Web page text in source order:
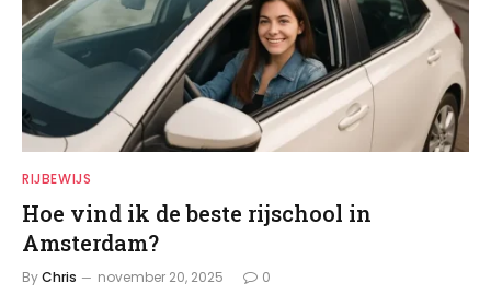
RIJBEWIJS
Hoe vind ik de beste rijschool in
Amsterdam?
ByChris november 20, 2025 0